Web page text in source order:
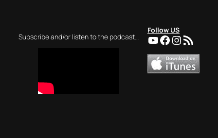
Subscribe and/or listen to the podcast…
Follow US
YouTube
Facebook
RSS Feed